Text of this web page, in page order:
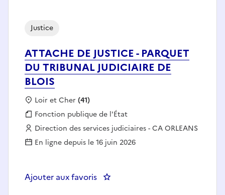
ATTACHE DE JUSTICE - PARQUET
DU TRIBUNAL JUDICIAIRE DE
BLOIS
Justice
Localisation :
Loir et Cher (41)
Fonction publique :
Fonction publique de l'État
Employeur :
Direction des services judiciaires - CA ORLEANS
En ligne depuis le 16 juin 2026
Ajouter aux favoris : ATTACHE DE JUSTICE -